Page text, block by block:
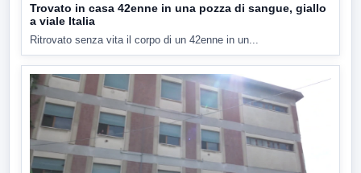
Trovato in casa 42enne in una pozza di sangue, giallo
a viale Italia
Ritrovato senza vita il corpo di un 42enne in un...